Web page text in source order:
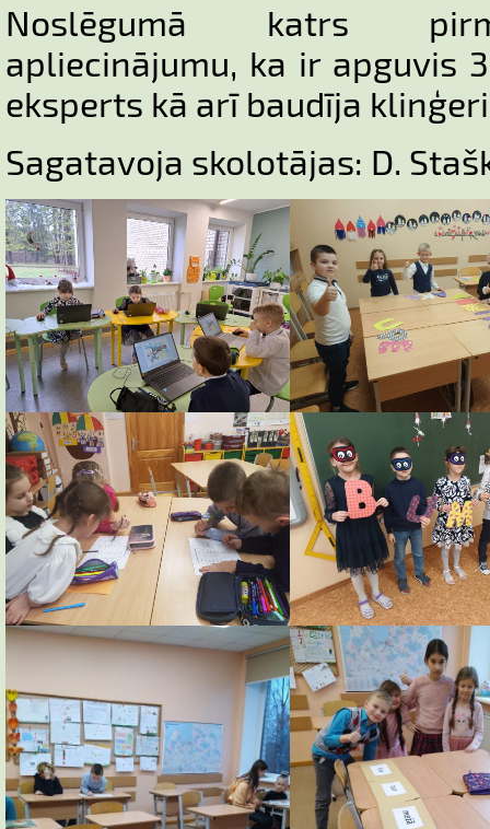
Noslēgumā katrs
apliecinājumu, ka ir apguvis
eksperts kā arī baudīja
Sagatavoja skolotājas: D.